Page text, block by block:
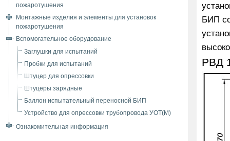
пожаротушения
Монтажные изделия и элементы для установок
пожаротушения
Вспомогательное оборудование
Заглушки для испытаний
Пробки для испытаний
Штуцер для опрессовки
Штуцеры зарядные
Баллон испытательный переносной БИП
Устройство для опрессовки трубопровода УОТ(М)
Ознакомительная информация
БИП
РВД